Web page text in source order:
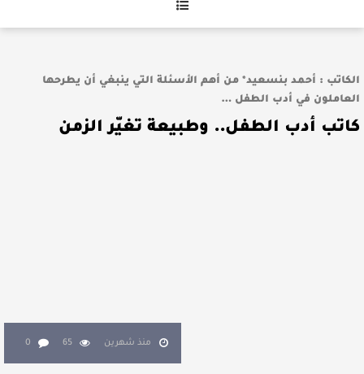
الروائي جابر محمد مدخلي: أحضر داخل رواياتي بحذر،
الكاتب : أحمد بنسعيد* من أهم الأسئلة التي ينبغي أن يطرحها
العاملون في أدب الطفل …
كاتب أدب الطفل.. وطبيعة تغيّر الزمن
منذ شهرين 65
0